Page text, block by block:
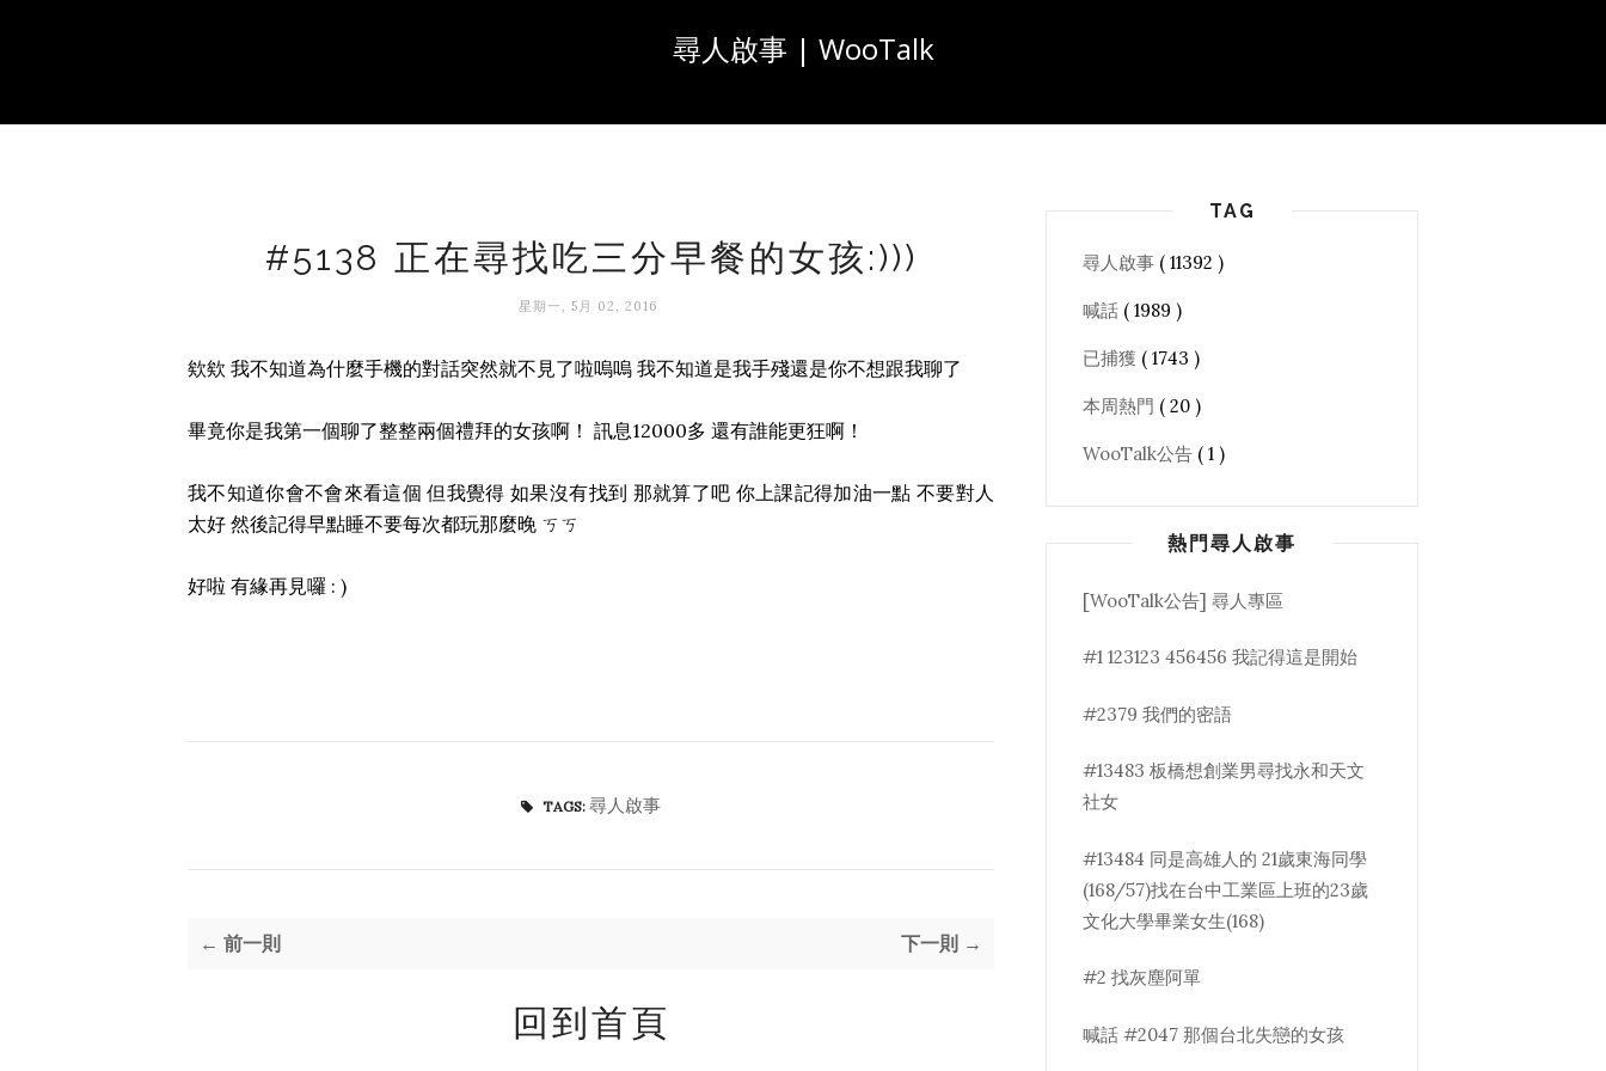
尋人啟事 | WooTalk
#5138 正在尋找吃三分早餐的女孩:)))
星期一, 5月 02, 2016
欸欸 我不知道為什麼手機的對話突然就不見了啦嗚嗚 我不知道是我手殘還是你不想跟我聊了
畢竟你是我第一個聊了整整兩個禮拜的女孩啊！ 訊息12000多 還有誰能更狂啊！
我不知道你會不會來看這個 但我覺得 如果沒有找到 那就算了吧 你上課記得加油一點 不要對人
太好 然後記得早點睡不要每次都玩那麼晚 ㄎㄎ
好啦 有緣再見囉 : )
TAGS: 尋人啟事
← 前一則 下一則 →
回到首頁
TAG
尋人啟事 ( 11392 )
喊話 ( 1989 )
已捕獲 ( 1743 )
本周熱門 ( 20 )
WooTalk公告 ( 1 )
熱門尋人啟事
[WooTalk公告] 尋人專區
#1 123123 456456 我記得這是開始
#2379 我們的密語
#13483 板橋想創業男尋找永和天文
社女
#13484 同是高雄人的 21歲東海同學
(168/57)找在台中工業區上班的23歲
文化大學畢業女生(168)
#2 找灰塵阿單
喊話 #2047 那個台北失戀的女孩